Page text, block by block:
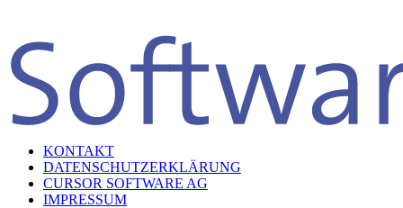
KONTAKT
DATENSCHUTZERKLÄRUNG
CURSOR SOFTWARE AG
IMPRESSUM